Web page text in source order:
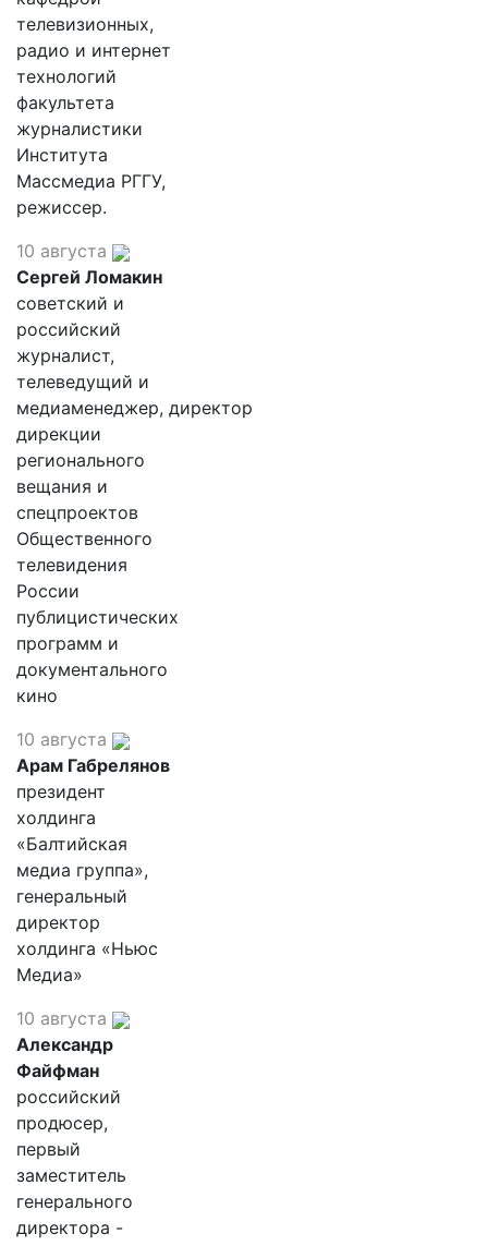
телевизионных,
радио и интернет
технологий
факультета
журналистики
Института
Массмедиа РГГУ,
режиссер.
10 августа
Сергей Ломакин
советский и
российский
журналист,
телеведущий и
медиаменеджер, директор
дирекции
регионального
вещания и
спецпроектов
Общественного
телевидения
России
публицистических
программ и
документального
кино
10 августа
Арам Габрелянов
президент
холдинга
«Балтийская
медиа группа»,
генеральный
директор
холдинга «Ньюс
Медиа»
10 августа
Александр
Файфман
российский
продюсер,
первый
заместитель
генерального
директора -